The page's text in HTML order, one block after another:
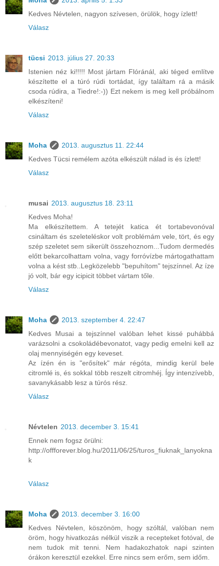
Kedves Névtelen, nagyon szívesen, örülök, hogy ízlett!
Válasz
tücsi 2013. július 27. 20:33
Istenien néz ki!!!!! Most jártam Flóránál, aki téged említve
készítette el a túró rúdi tortádat, így találtam rá a másik
csoda rúdira, a Tiedre!:-)) Ezt nekem is meg kell próbálnom
elkészíteni!
Válasz
Moha
2013. augusztus 11. 22:44
Kedves Tücsi remélem azóta elkészült nálad is és ízlett!
Válasz
musai 2013. augusztus 18. 23:11
Kedves Moha!
Ma elkészítettem. A tetejét katica ét tortabevonóval
csináltam és szeleteléskor volt problémám vele, tört, és egy
szép szeletet sem sikerült összehoznom...Tudom dermedés
előtt bekarcolhattam volna, vagy forróvízbe mártogathattam
volna a kést stb..Legközelebb "bepuhítom" tejszínnel. Az íze
jó volt, bár egy icipicit többet vártam tőle.
Válasz
Moha
2013. szeptember 4. 22:47
Kedves Musai a tejszínnel valóban lehet kissé puhábbá
varázsolni a csokoládébevonatot, vagy pedig emelni kell az
olaj mennyiségén egy keveset.
Az ízén én is "erősítek" már régóta, mindig kerül bele
citromlé is, és sokkal több reszelt citromhéj. Így intenzívebb,
savanykásabb lesz a túrós rész.
Válasz
Névtelen 2013. december 3. 15:41
Ennek nem fogsz örülni:
http://offforever.blog.hu/2011/06/25/turos_fiuknak_lanyokna
k
Válasz
Moha
2013. december 3. 16:00
Kedves Névtelen, köszönöm, hogy szóltál, valóban nem
öröm, hogy hivatkozás nélkül viszik a recepteket fotóval, de
nem tudok mit tenni. Nem hadakozhatok napi szinten
órákon keresztül ezekkel. Erre nincs sem erőm, sem időm.